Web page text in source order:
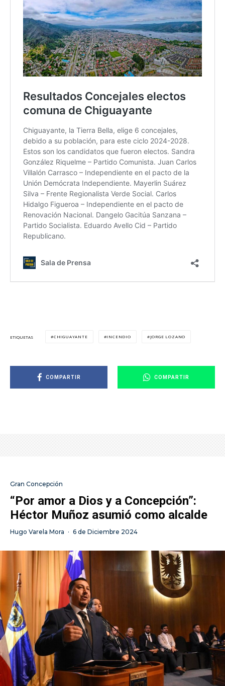
ETIQUETAS CHIGUAYANTE INCENDIO JORGE LOZANO
COMPARTIR COMPARTIR
Gran Concepción
“Por amor a Dios y a Concepción”:
Héctor Muñoz asumió como alcalde
Hugo Varela Mora · 6 de Diciembre 2024